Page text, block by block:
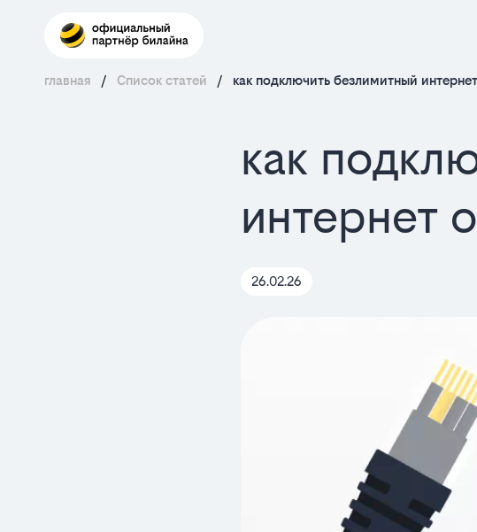
главная / Список статей / как подключить безлимитный
как
интернет
26.02.26